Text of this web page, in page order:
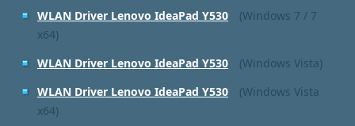
WLAN Driver Lenovo IdeaPad Y530
(Windows 7 / 7
x64)
WLAN Driver Lenovo IdeaPad Y530
(Windows Vista)
WLAN Driver Lenovo IdeaPad Y530
(Windows Vista
x64)